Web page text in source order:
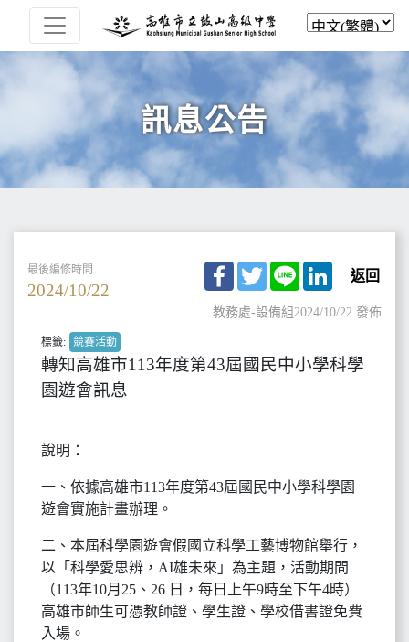
訊息公告
最後編修時間
2024/10/22
Facebook
TwitterLine LinkedIn
返回
教務處-設備組2024/10/22 發佈
標籤: 競賽活動
轉知高雄市113年度第43屆國民中小學科學
園遊會訊息
說明：
一、依據高雄市113年度第43屆國民中小學科學園
遊會實施計畫辦理。
二、本屆科學園遊會假國立科學工藝博物館舉行，
以「科學愛思辨，AI雄未來」為主題，活動期間
（113年10月25、26 日，每日上午9時至下午4時）
高雄市師生可憑教師證、學生證、學校借書證免費
入場。